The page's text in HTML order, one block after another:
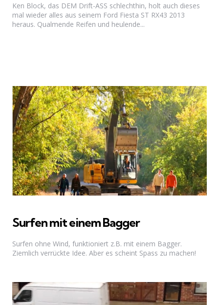
Ken Block, das DEM Drift-ASS schlechthin, holt auch dieses
mal wieder alles aus seinem Ford Fiesta ST RX43 2013
heraus. Qualmende Reifen und heulende...
Surfen mit einem Bagger
Surfen ohne Wind, funktioniert z.B. mit einem Bagger.
Ziemlich verrückte Idee. Aber es scheint Spass zu machen!